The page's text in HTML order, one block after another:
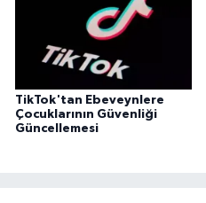
TikTok'tan Ebeveynlere
Çocuklarının Güvenliği
Güncellemesi